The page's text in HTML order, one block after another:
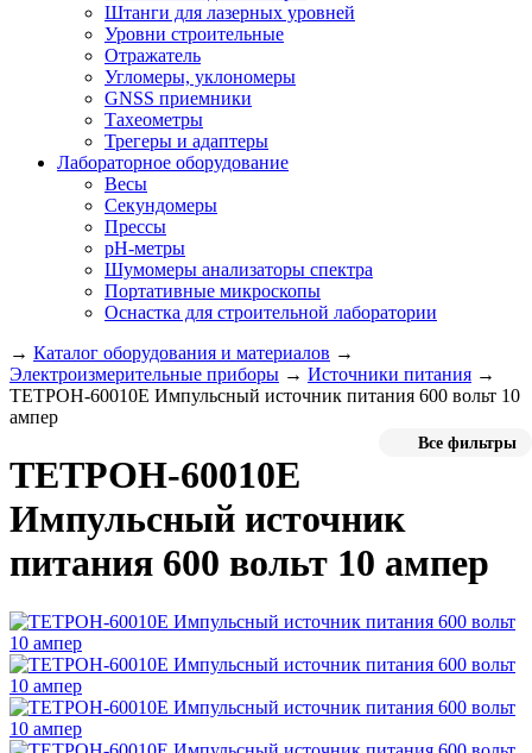
Штанги для лазерных уровней
Уровни строительные
Отражатель
Угломеры, уклономеры
GNSS приемники
Тахеометры
Трегеры и адаптеры
Лабораторное оборудование
Весы
Секундомеры
Прессы
pH-метры
Шумомеры анализаторы спектра
Портативные микроскопы
Оснастка для строительной лаборатории
→ Каталог оборудования и материалов →
Электроизмерительные приборы → Источники питания →
ТЕТРОН-60010Е Импульсный источник питания 600 вольт 10
ампер
Все фильтры
ТЕТРОН-60010Е
Импульсный источник
питания 600 вольт 10 ампер